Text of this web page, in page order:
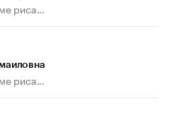
риса...
риса...